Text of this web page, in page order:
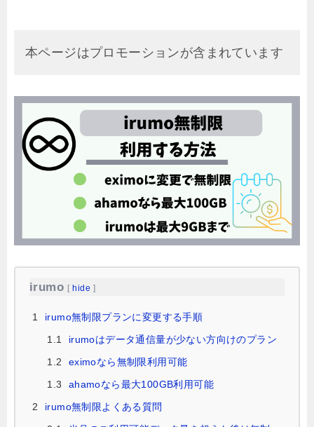
本ページはプロモーションが含まれています
irumo [ hide ]
1
irumo無制限プランに変更する手順
1.1
irumoはデータ通信量が少ない方向けのプラン
1.2
eximoなら無制限利用可能
1.3
ahamoなら最大100GB利用可能
2
irumo無制限よくある質問